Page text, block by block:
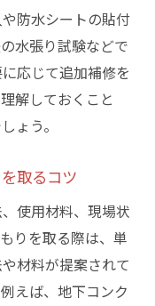
防水シートの貼付
水張り試験などで
応じて追加補修を
解しておくこと
ょう。
取るコツ
使用材料、現場状
りを取る際は、単
材料が提案されて
えば、地下コンク